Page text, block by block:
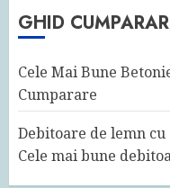
GHID
Cele Mai Bune
Cumparare
Debitoare de lemn
Cele mai bune